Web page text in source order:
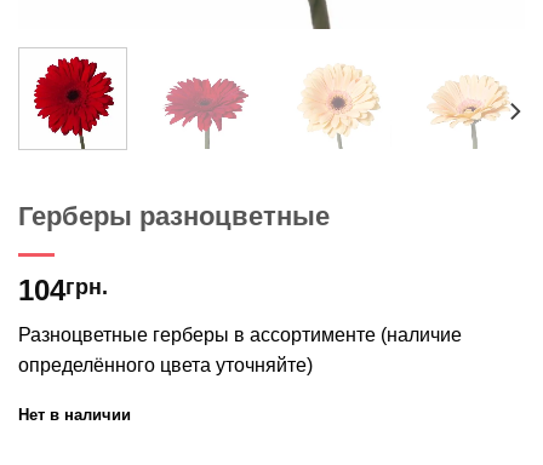
Герберы разноцветные
104грн.
Разноцветные герберы в ассортименте (наличие
определённого цвета уточняйте)
Нет в наличии